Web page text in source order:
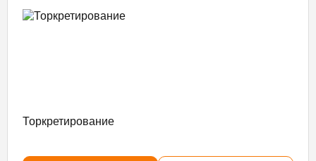
Торкретирование